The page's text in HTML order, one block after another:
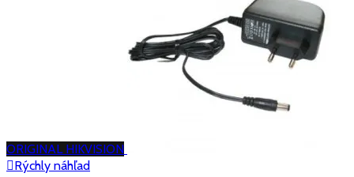
ORIGINAL HIKVISION
Rýchly náhľad